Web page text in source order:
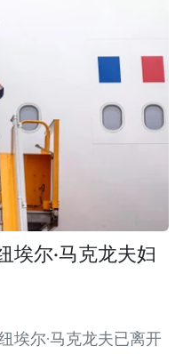
埃尔·马克龙夫妇
埃尔·马克龙夫已离开